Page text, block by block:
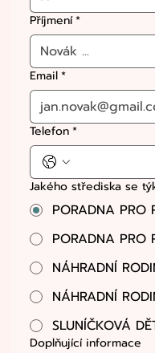
Příjmení*
Email *
Telefon *
Jakého střediska se
​PORADNA PRO
​PORADNA PRO
​NÁHRADNÍ
​NÁHRADNÍ
SLUNÍČKOVÁ
Doplňující informace